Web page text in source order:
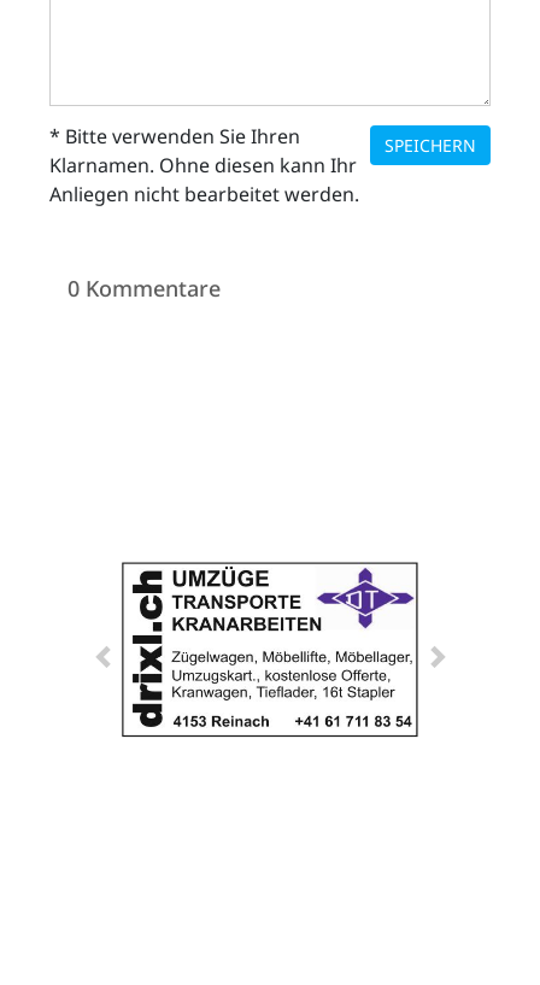
SPEICHERN
* Bitte verwenden Sie Ihren
Klarnamen. Ohne diesen kann Ihr
Anliegen nicht bearbeitet werden.
0 Kommentare